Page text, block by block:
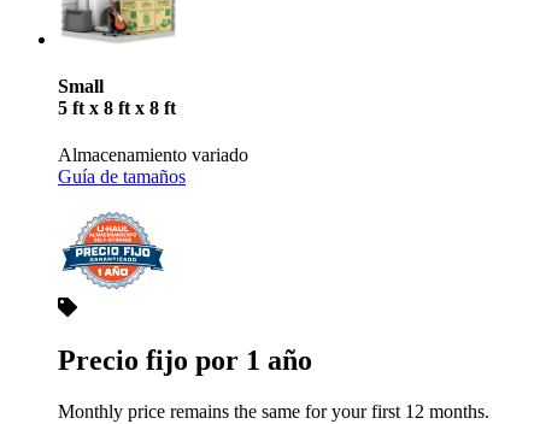
Small
5 ft x 8 ft x 8 ft
Almacenamiento variado
Guía de tamaños
Precio fijo por 1 año
Monthly price remains the same for your first 12 months.